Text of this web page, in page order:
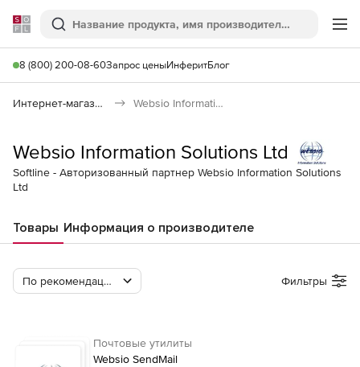
Softline
Поиск
8 (800) 200-08-60Запрос ценыИнферитБлог
Интернет-магазин Websio Information Solutions Ltd
Websio Information Solutions Ltd
Softline - Авторизованный партнер Websio Information Solutions
Ltd
Товары Информация о производителе
По рекомендации Softline Фильтры
Почтовые утилиты
Websio SendMail